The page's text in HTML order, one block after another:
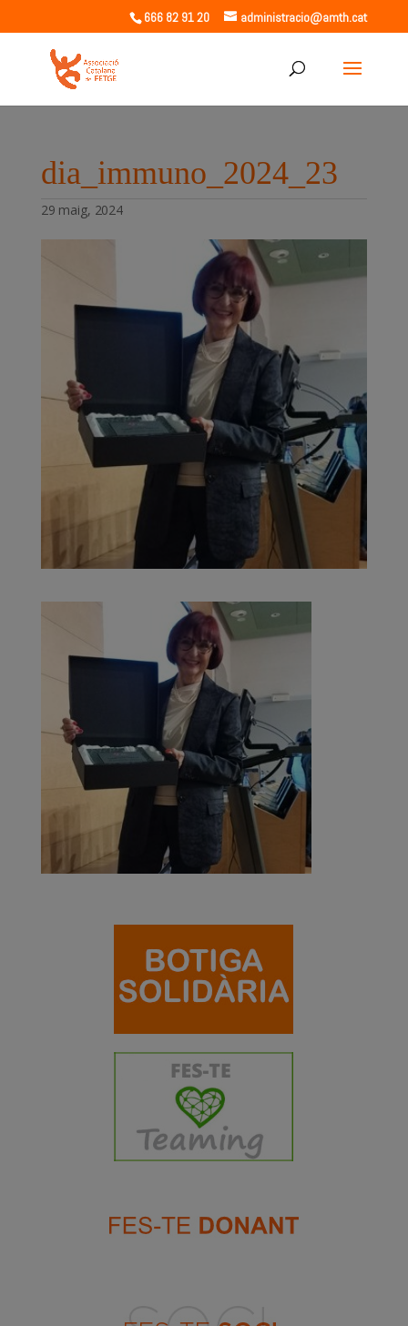
666 82 91 20 administracio@amth.cat
dia_immuno_2024_23
29 maig, 2024